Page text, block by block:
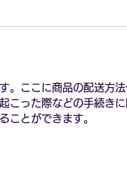
。ここに商品の配送方
こった際などの手続き
ことができます。